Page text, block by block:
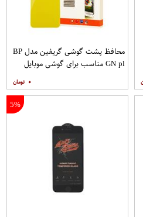
محافظ پشت گوشی گریفین مدل BP
GN pl مناسب برای گوشی موبایل
۰
5%